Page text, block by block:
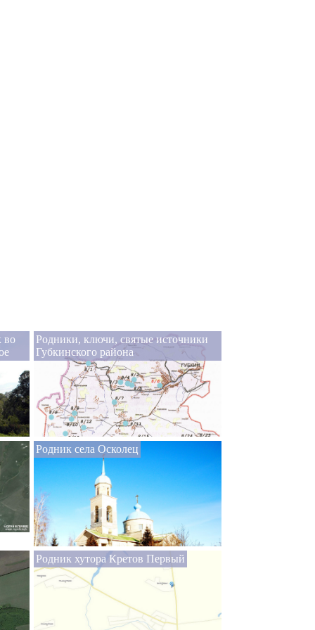
во
Родники, ключи, святые источники
Губкинского района
Родник села Осколец
Родник хутора Кретов Первый